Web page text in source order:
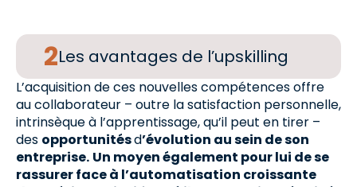
Les avantages de l’upskilling
L’acquisition de ces nouvelles compétences offre
au collaborateur – outre la satisfaction personnelle,
intrinsèque à l’apprentissage, qu’il peut en tirer –
des opportunitésd’évolution au sein de son
entreprise. Un moyen également pour lui de se
rassurer face à l’automatisation croissante